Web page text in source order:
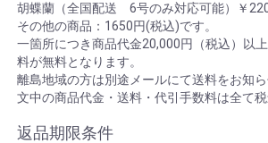
胡蝶蘭（全国配送 6号のみ対応可能）￥
その他の商品：1650円(税込)です。
一箇所につき商品代金20,000円（税込）以
料が無料となります。
離島地域の方は別途メールにて送料をお知
文中の商品代金・送料・代引手数料は全て税
返品期限条件